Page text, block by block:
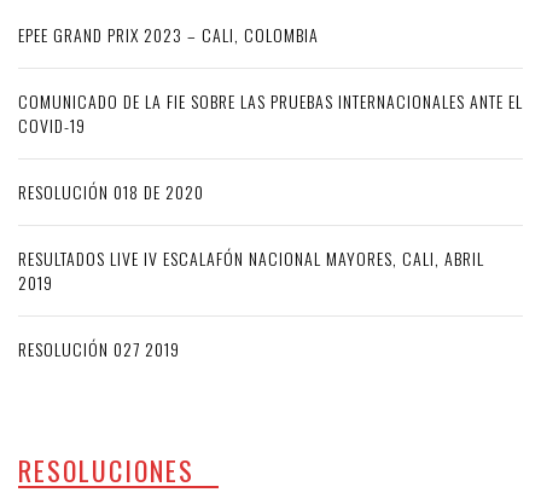
EPEE GRAND PRIX 2023 – CALI, COLOMBIA
COMUNICADO DE LA FIE SOBRE LAS PRUEBAS INTERNACIONALES ANTE EL
COVID-19
RESOLUCIÓN 018 DE 2020
RESULTADOS LIVE IV ESCALAFÓN NACIONAL MAYORES, CALI, ABRIL
2019
RESOLUCIÓN 027 2019
RESOLUCIONES